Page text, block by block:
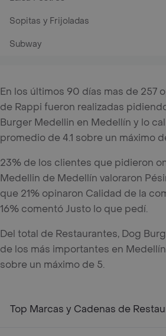
Sopitas y Frijoladas
Subway
En los últimos 90 días mas de 257
de Rappi fueron realizadas
Burger Medellin en Medellín y lo
promedio de 4.1 sobre un máximo
23% de los clientes que pidieron
Medellin de Medellín valoraron
que 21% opinaron Calidad de la
16% comentó Justo lo que pedí.
Del total de Restaurantes, Dog
de los más importantes en
sobre un máximo de 5.
Top Marcas y Cadenas de